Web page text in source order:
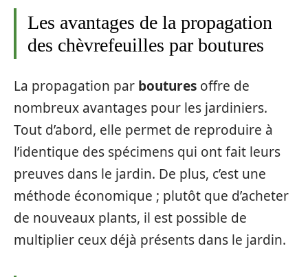
Les avantages de la propagation
des chèvrefeuilles par boutures
La propagation par boutures offre de
nombreux avantages pour les jardiniers.
Tout d’abord, elle permet de reproduire à
l’identique des spécimens qui ont fait leurs
preuves dans le jardin. De plus, c’est une
méthode économique ; plutôt que d’acheter
de nouveaux plants, il est possible de
multiplier ceux déjà présents dans le jardin.